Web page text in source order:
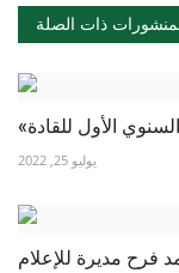
لغةذات الصلة
يوليو 25, 2022